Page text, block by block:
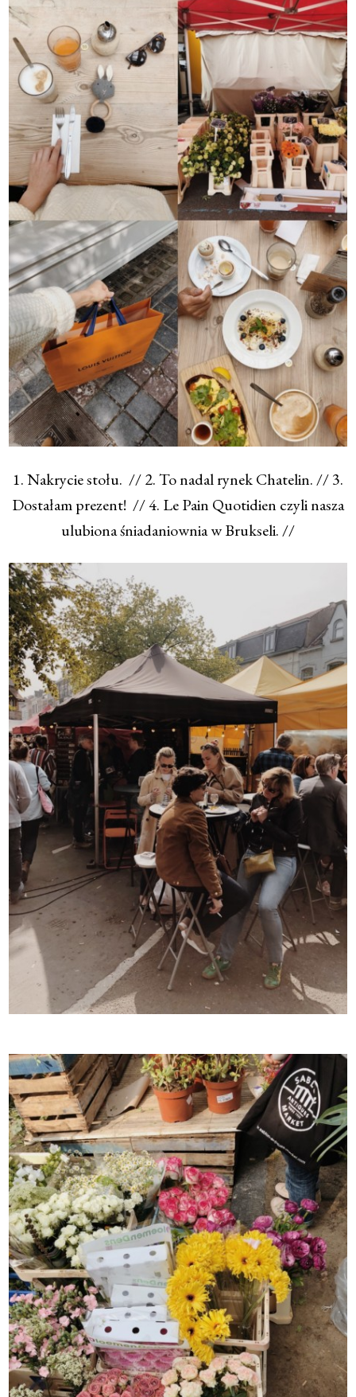
1. Nakrycie stołu. // 2. To nadal rynek Chatelin. // 3.
Dostałam prezent! // 4. Le Pain Quotidien czyli nasza
ulubiona śniadaniownia w Brukseli. //